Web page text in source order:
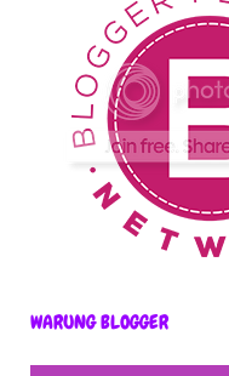
WARUNG BLOGGER